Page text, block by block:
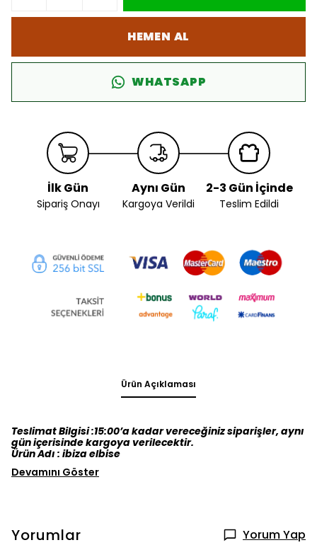
HEMEN AL
WHATSAPP
İlk Gün
Sipariş Onayı
Aynı Gün
Kargoya Verildi
2-3 Gün İçinde
Teslim Edildi
Ürün Açıklaması
Teslimat Bilgisi :15:00’a kadar vereceğiniz siparişler, aynı
gün içerisinde kargoya verilecektir.
Ürün Adı : ibiza elbise
Devamını Göster
Yorumlar Yorum Yap